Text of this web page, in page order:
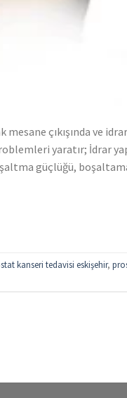
çıkışında ve
yaratır; İdrar
güçlüğü,
kanseri tedavisi eskişehir,